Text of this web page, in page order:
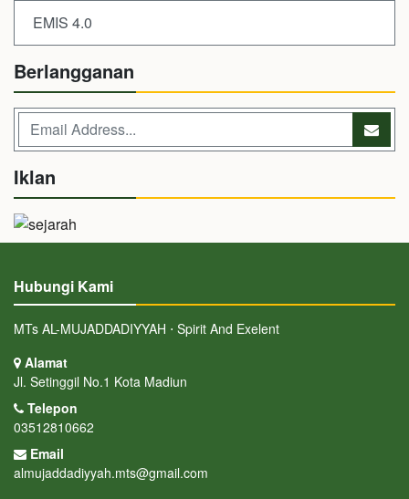
EMIS 4.0
Berlangganan
Iklan
Hubungi Kami
MTs AL-MUJADDADIYYAH ⋅ Spirit And Exelent
Alamat
Jl. Setinggil No.1 Kota Madiun
Telepon
03512810662
Email
almujaddadiyyah.mts@gmail.com